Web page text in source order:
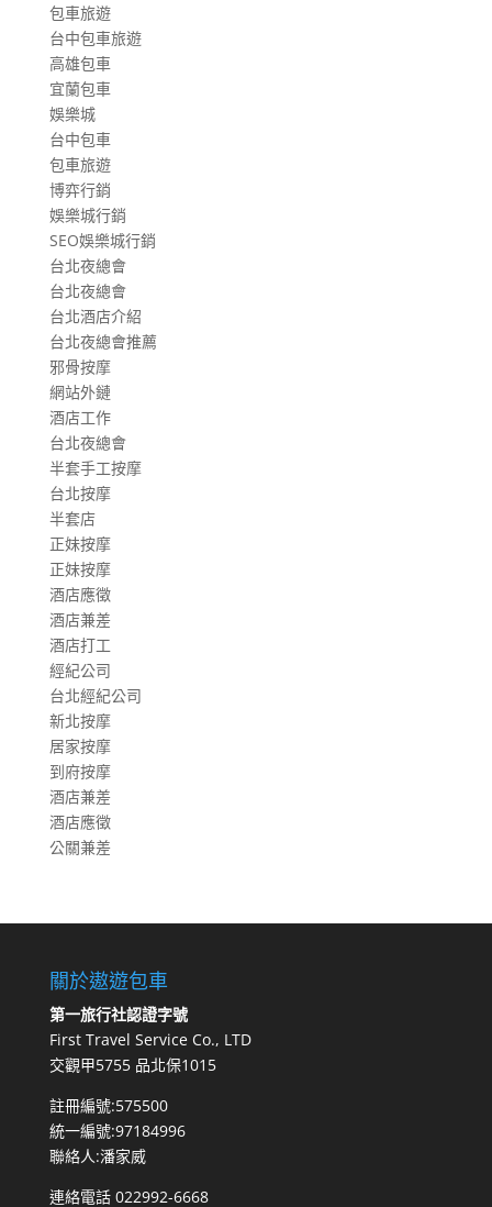
包車旅遊
台中包車旅遊
高雄包車
宜蘭包車
娛樂城
台中包車
包車旅遊
博弈行銷
娛樂城行銷
SEO娛樂城行銷
台北夜總會
台北夜總會
台北酒店介紹
台北夜總會推薦
邪骨按摩
網站外鏈
酒店工作
台北夜總會
半套手工按摩
台北按摩
半套店
正妹按摩
正妹按摩
酒店應徵
酒店兼差
酒店打工
經紀公司
台北經紀公司
新北按摩
居家按摩
到府按摩
酒店兼差
酒店應徵
公關兼差
關於遨遊包車
第一旅行社認證字號
First Travel Service Co., LTD
交觀甲5755 品北保1015
註冊編號:575500
統一編號:97184996
聯絡人:潘家威
連絡電話 022992-6668